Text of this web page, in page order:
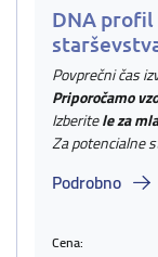
DNA profil
Povprečni čas
Priporočamo
Izberitele za
Za potencialne
Podrobno
Cena: